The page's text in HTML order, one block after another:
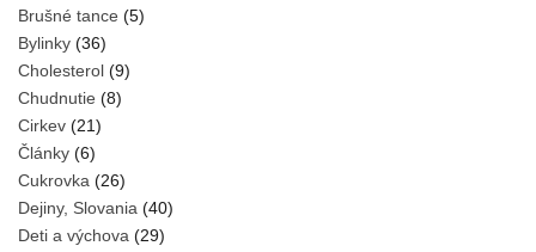
Brušné tance (5)
Bylinky (36)
Cholesterol (9)
Chudnutie (8)
Cirkev (21)
Články (6)
Cukrovka (26)
Dejiny, Slovania (40)
Deti a výchova (29)